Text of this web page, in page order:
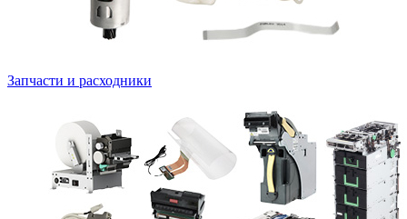
Запчасти и расходники